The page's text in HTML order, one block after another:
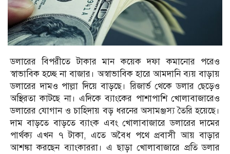
ডলারের বিপরীতে টাকার মান কয়েক দফা কমানোর পরেও
স্বাভাবিক হচ্ছে না বাজার। অস্বাভাবিক হারে আমদানি ব্যয় বাড়ায়
ডলারের দামও পাল্লা দিয়ে বাড়ছে। রিজার্ভ থেকে ডলার ছেড়েও
অস্থিরতা কাটছে না। এদিকে ব্যাংকের পাশাপাশি খোলাবাজারেও
ডলারের যোগান ও চাহিদায় বড় ধরনের অসামঞ্জস্য তৈরি হয়েছে।
দাম বাড়তে বাড়তে ব্যাংক এবং খোলাবাজারে ডলারের দামের
পার্থক্য এখন ৭ টাকা, এতে অবৈধ পথে প্রবাসী আয় বাড়ার
আশঙ্কা করছেন ব্যাংকাররা। এ ছাড়া খোলাবাজারে প্রতি ডলার